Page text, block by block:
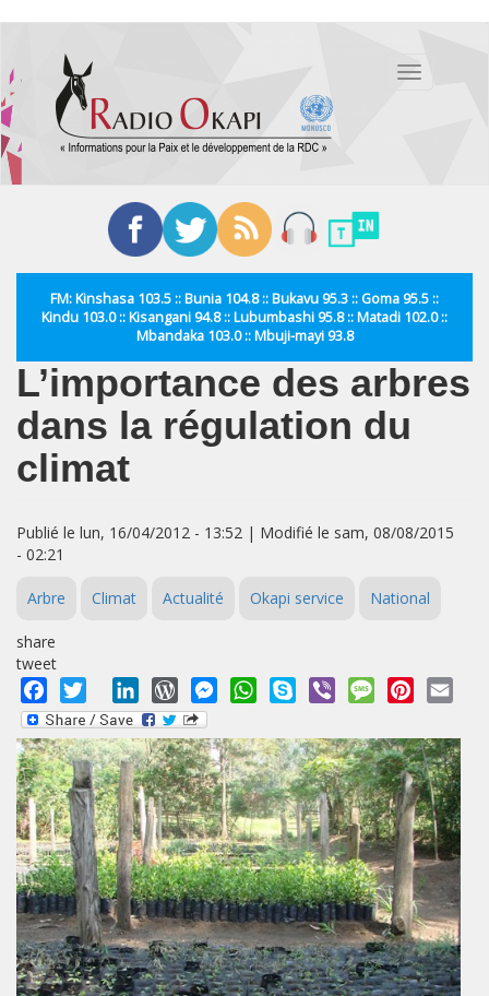
contenu
principal
Toggle
FM: Kinshasa 103.5 :: Bunia 104.8 :: Bukavu 95.3 :: Goma 95.5 ::
Kindu 103.0 :: Kisangani 94.8 :: Lubumbashi 95.8 :: Matadi 102.0 ::
Mbandaka 103.0 :: Mbuji-mayi 93.8
L’importance des arbres
dans la régulation du
climat
Publié le lun, 16/04/2012 - 13:52 | Modifié le sam, 08/08/2015
- 02:21
Arbre Climat Actualité Okapi service National
share
tweet
Facebook
Twitter LinkedInWordPressMessengerWhatsApp
Skype Viber MessagePinterest